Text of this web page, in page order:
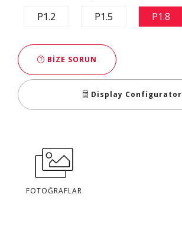
P1.2
P1.5 P1.8
BIZE SORUN
Display Configurator
FOTOĞRAFLAR